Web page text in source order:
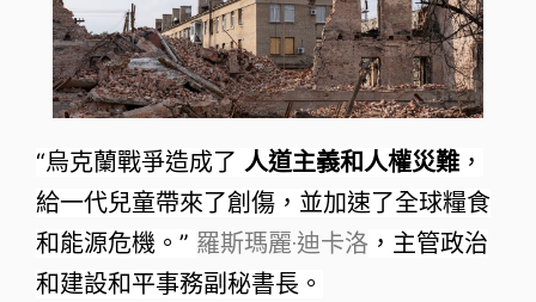
“烏克蘭戰爭造成了 人道主義和人權災難 ，
給一代兒童帶來了創傷，並加速了全球糧食
和能源危機。” 羅斯瑪麗·迪卡洛 ，主管政治
和建設和平事務副秘書長。